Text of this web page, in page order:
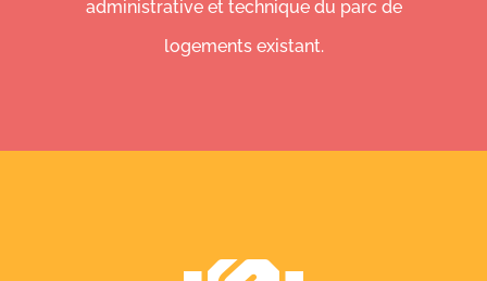
administrative et technique du parc de
logements existant.